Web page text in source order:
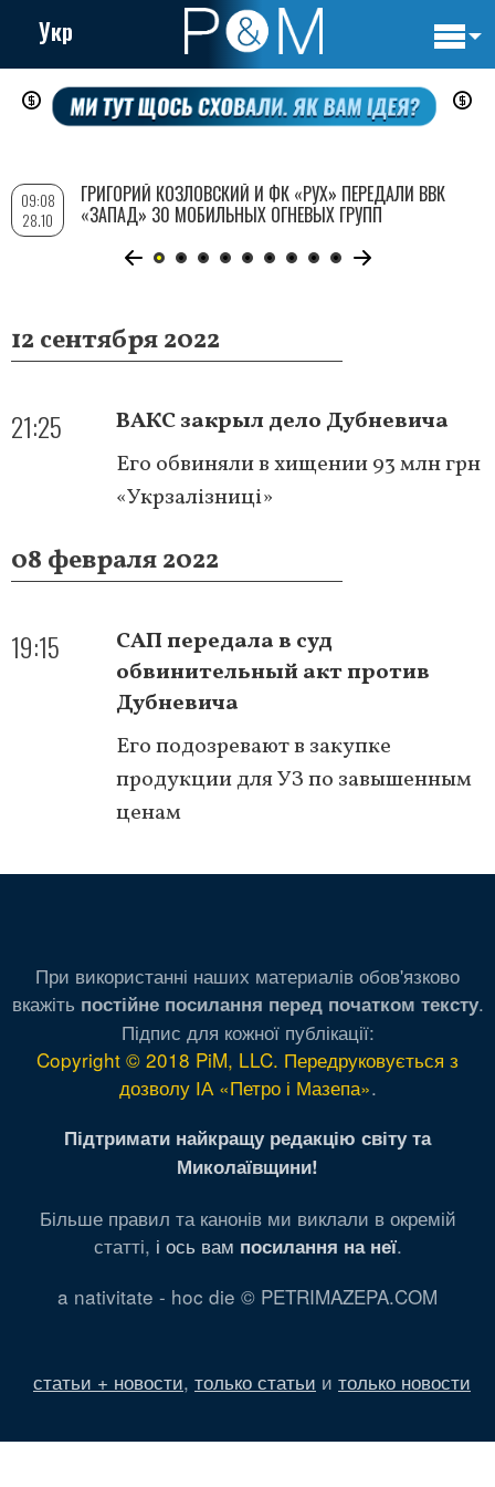
Перейти
содержанию
Укр
12 сентября 2022
21:25
ВАКС закрыл дело Дубневича
Его обвиняли в хищении 93 млн грн
«Укрзалізниці»
08 февраля 2022
19:15
САП передала в суд
обвинительный акт против
Дубневича
Его подозревают в закупке
продукции для УЗ по завышенным
ценам
09:08
28.10
ГРИГОРИЙ КОЗЛОВСКИЙ И ФК «РУХ» ПЕРЕДАЛИ ВВК
«ЗАПАД» 30 МОБИЛЬНЫХ ОГНЕВЫХ ГРУПП
При використанні наших материалів обов'язково
вкажіть постійне посилання перед початком тексту.
Підпис для кожної публікації:
Copyright © 2018 PiM, LLC. Передруковується з
дозволу ІА «Петро і Мазепа».
Підтримати найкращу редакцію світу та
Миколаївщини!
Більше правил та канонів ми виклали в окремій
статті, і ось вам посилання на неї.
a nativitate - hoc die © PETRIMAZEPA.COM
статьи + новости, только статьи и только новости